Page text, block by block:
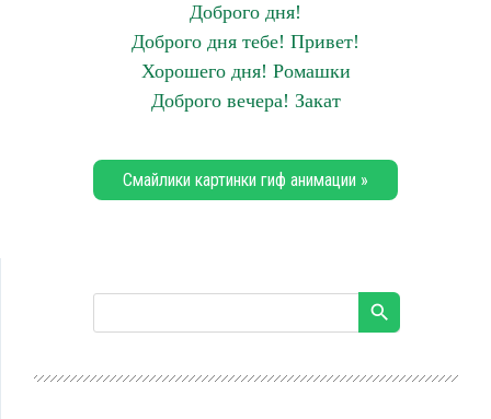
Доброго дня!
Доброго дня тебе! Привет!
Хорошего дня! Ромашки
Доброго вечера! Закат
Смайлики картинки гиф анимации »